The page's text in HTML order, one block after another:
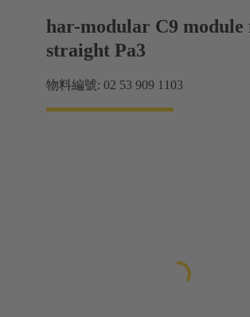
har-modular C9 module
straight Pa3
物料編號: 02 53 909 1103